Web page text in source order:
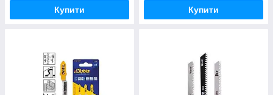
Купити Купити